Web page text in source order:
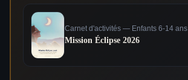
Carnet d'activités — Enfants 6-14 ans
Mission Éclipse 2026